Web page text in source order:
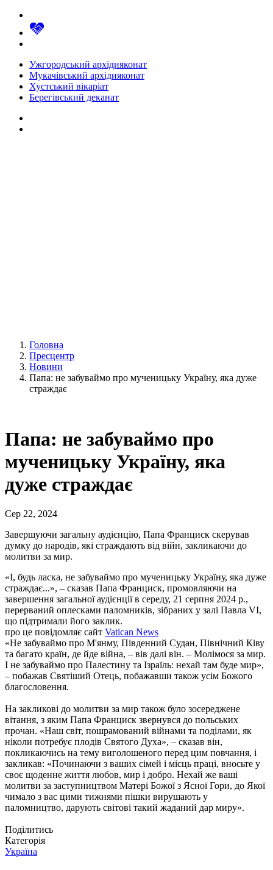
Ужгородський архідияконат
Мукачівський архідияконат
Хустський вікаріат
Берегівський деканат
Головна
Пресцентр
Новини
Папа: не забуваймо про мученицьку Україну, яка дуже
страждає
Папа: не забуваймо про
мученицьку Україну, яка
дуже страждає
Сер 22, 2024
Завершуючи загальну аудієнцію, Папа Франциск скерував
думку до народів, які страждають від війн, закликаючи до
молитви за мир.
«І, будь ласка, не забуваймо про мученицьку Україну, яка дуже
страждає...», – сказав Папа Франциск, промовляючи на
завершення загальної аудієнції в середу, 21 серпня 2024 р.,
перерваний оплесками паломників, зібраних у залі Павла VI,
що підтримали його заклик.
про це повідомляє сайт Vatican News
«Не забуваймо про М'янму, Південний Судан, Північний Ківу
та багато країн, де йде війна, – вів далі він. – Молімося за мир.
І не забуваймо про Палестину та Ізраїль: нехай там буде мир»,
– побажав Святіший Отець, побажавши також усім Божого
благословення.
На закликові до молитви за мир також було зосереджене
вітання, з яким Папа Франциск звернувся до польських
прочан. «Наш світ, пошрамований війнами та поділами, як
ніколи потребує плодів Святого Духа», – сказав він,
покликаючись на тему виголошеного перед цим повчання, і
закликав: «Починаючи з ваших сімей і місць праці, вносьте у
своє щоденне життя любов, мир і добро. Нехай же ваші
молитви за заступництвом Матері Божої з Ясної Гори, до Якої
чимало з вас цими тижнями пішки вирушають у
паломництво, дарують світові такий жаданий дар миру».
Поділитись
Категорія
Україна